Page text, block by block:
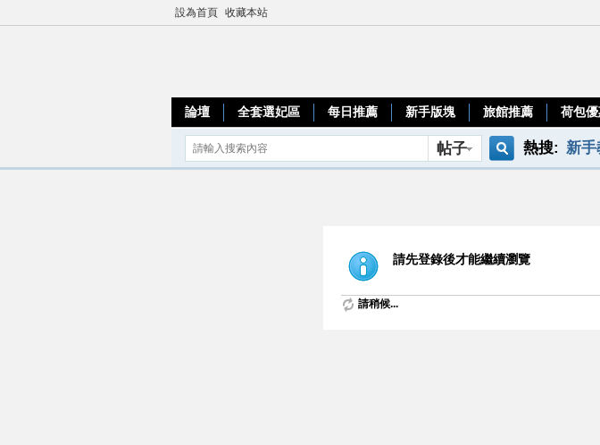
設為首頁 收藏本站
論壇 全套選妃區 每日推薦 新手版塊 旅館推薦 荷包
帖子
索
熱搜: 新手
請先登錄後才能繼續瀏覽
請稍候...